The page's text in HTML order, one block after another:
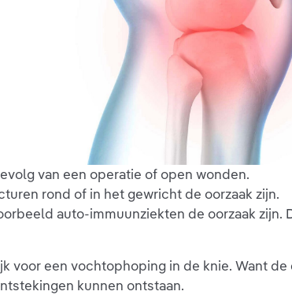
van een operatie of open wonden.
rond of in het gewricht de oorzaak zijn.
auto-immuunziekten de oorzaak zijn.
voor een vochtophoping in de knie. Want de
kunnen ontstaan.